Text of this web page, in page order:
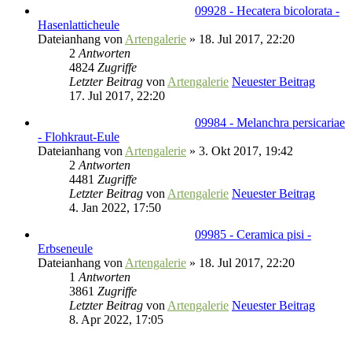
09928 - Hecatera bicolorata -
Hasenlatticheule
Dateianhang von Artengalerie » 18. Jul 2017, 22:20
2 Antworten
4824 Zugriffe
Letzter Beitrag von Artengalerie Neuester Beitrag
17. Jul 2017, 22:20
09984 - Melanchra persicariae
- Flohkraut-Eule
Dateianhang von Artengalerie » 3. Okt 2017, 19:42
2 Antworten
4481 Zugriffe
Letzter Beitrag von Artengalerie Neuester Beitrag
4. Jan 2022, 17:50
09985 - Ceramica pisi -
Erbseneule
Dateianhang von Artengalerie » 18. Jul 2017, 22:20
1 Antworten
3861 Zugriffe
Letzter Beitrag von Artengalerie Neuester Beitrag
8. Apr 2022, 17:05